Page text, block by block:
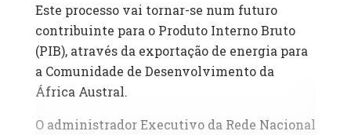
Este processo vai tornar-se num futuro
contribuinte para o Produto Interno Bruto
(PIB), através da exportação de energia para
a Comunidade de Desenvolvimento da
África Austral.
O administrador Executivo da Rede Nacional